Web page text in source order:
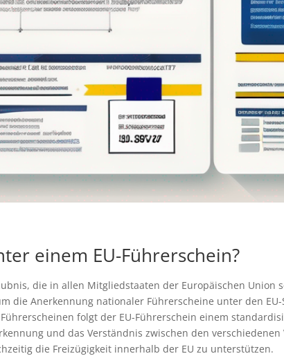
einem EU-Führerschein?
die in allen Mitgliedstaaten der Europäischen
die Anerkennung nationaler Führerscheine unter den
folgt der EU-Führerschein einem
und das Verständnis zwischen den
die Freizügigkeit innerhalb der EU zu unterstützen.